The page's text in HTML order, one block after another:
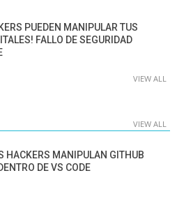
PUEDEN MANIPULAR TUS
FALLO DE SEGURIDAD
VIEW ALL
VIEW ALL
HACKERS MANIPULAN GITHUB
DE VS CODE